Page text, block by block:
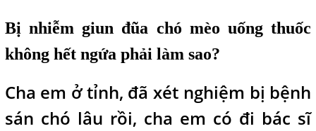
Bị nhiễm giun đũa chó mèo uống thuốc
không hết ngứa phải làm sao?
Cha em ở tỉnh, đã xét nghiệm bị bệnh
sán chó lâu rồi, cha em có đi bác sĩ